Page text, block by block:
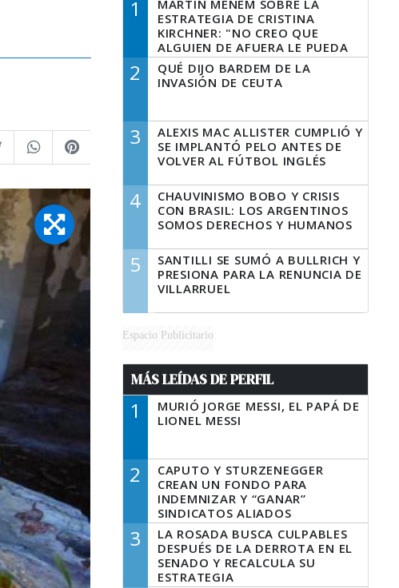
1
MARTÍN MENEM SOBRE LA
ESTRATEGIA DE CRISTINA
KIRCHNER: "NO CREO QUE
ALGUIEN DE AFUERA LE PUEDA
DECIR A LA JUSTICIA LO QUE
TIENE QUE HACER"
2
QUÉ DIJO BARDEM DE LA
INVASIÓN DE CEUTA
3
ALEXIS MAC ALLISTER CUMPLIÓ Y
SE IMPLANTÓ PELO ANTES DE
VOLVER AL FÚTBOL INGLÉS
4
CHAUVINISMO BOBO Y CRISIS
CON BRASIL: LOS ARGENTINOS
SOMOS DERECHOS Y HUMANOS
5
SANTILLI SE SUMÓ A BULLRICH Y
PRESIONA PARA LA RENUNCIA DE
VILLARRUEL
Espacio Publicitario
MÁS LEÍDAS DE PERFIL
1
MURIÓ JORGE MESSI, EL PAPÁ DE
LIONEL MESSI
2
CAPUTO Y STURZENEGGER
CREAN UN FONDO PARA
INDEMNIZAR Y “GANAR”
SINDICATOS ALIADOS
3
LA ROSADA BUSCA CULPABLES
DESPUÉS DE LA DERROTA EN EL
SENADO Y RECALCULA SU
ESTRATEGIA